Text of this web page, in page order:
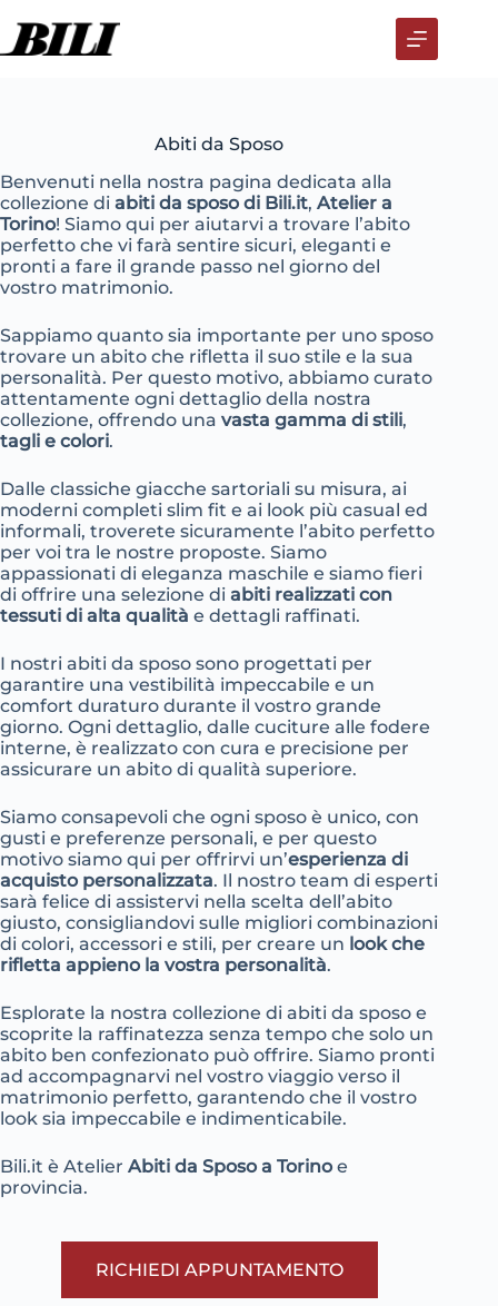
contenuto
Abiti da Sposo
Benvenuti nella nostra pagina dedicata alla
collezione di abiti da sposo di Bili.it, Atelier a
Torino! Siamo qui per aiutarvi a trovare l’abito
perfetto che vi farà sentire sicuri, eleganti e
pronti a fare il grande passo nel giorno del
vostro matrimonio.
Sappiamo quanto sia importante per uno sposo
trovare un abito che rifletta il suo stile e la sua
personalità. Per questo motivo, abbiamo curato
attentamente ogni dettaglio della nostra
collezione, offrendo una vasta gamma di stili,
tagli e colori.
Dalle classiche giacche sartoriali su misura, ai
moderni completi slim fit e ai look più casual ed
informali, troverete sicuramente l’abito perfetto
per voi tra le nostre proposte. Siamo
appassionati di eleganza maschile e siamo fieri
di offrire una selezione di abiti realizzati con
tessuti di alta qualità e dettagli raffinati.
I nostri abiti da sposo sono progettati per
garantire una vestibilità impeccabile e un
comfort duraturo durante il vostro grande
giorno. Ogni dettaglio, dalle cuciture alle fodere
interne, è realizzato con cura e precisione per
assicurare un abito di qualità superiore.
Siamo consapevoli che ogni sposo è unico, con
gusti e preferenze personali, e per questo
motivo siamo qui per offrirvi un’esperienza di
acquisto personalizzata. Il nostro team di esperti
sarà felice di assistervi nella scelta dell’abito
giusto, consigliandovi sulle migliori combinazioni
di colori, accessori e stili, per creare un look che
rifletta appieno la vostra personalità.
Esplorate la nostra collezione di abiti da sposo e
scoprite la raffinatezza senza tempo che solo un
abito ben confezionato può offrire. Siamo pronti
ad accompagnarvi nel vostro viaggio verso il
matrimonio perfetto, garantendo che il vostro
look sia impeccabile e indimenticabile.
Bili.it è Atelier Abiti da Sposo a Torino e
provincia.
RICHIEDI APPUNTAMENTO